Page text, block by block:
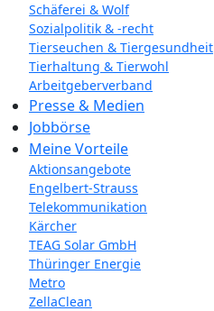
Schäferei & Wolf
Sozialpolitik & -recht
Tierseuchen & Tiergesundheit
Tierhaltung & Tierwohl
Arbeitgeberverband
Presse & Medien
Jobbörse
Meine Vorteile
Aktionsangebote
Engelbert-Strauss
Telekommunikation
Kärcher
TEAG Solar GmbH
Thüringer Energie
Metro
ZellaClean